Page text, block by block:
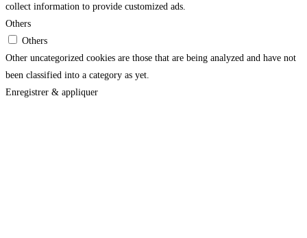
collect information to provide customized ads.
Others
Others
Other uncategorized cookies are those that are being analyzed and have not
been classified into a category as yet.
Enregistrer & appliquer